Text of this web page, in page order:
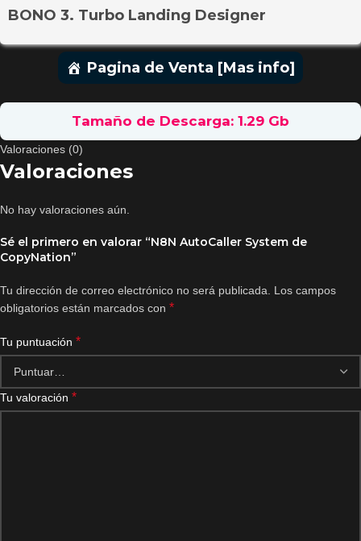
BONO 3. Turbo Landing Designer
Pagina de Venta [Mas info]
Tamaño de Descarga: 1.29 Gb
Valoraciones (0)
Valoraciones
No hay valoraciones aún.
Sé el primero en valorar “N8N AutoCaller System de
CopyNation”
Tu dirección de correo electrónico no será publicada.
Los campos
obligatorios están marcados con *
Tu puntuación *
Tu valoración *